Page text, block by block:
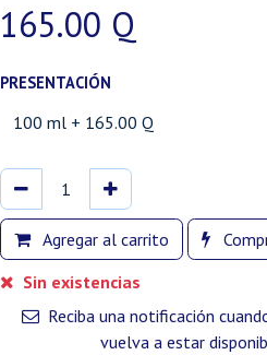
165.00 Q
PRESENTACIÓN
Agregar al carrito
Sin existencias
Reciba una notificación
vuelva a estar